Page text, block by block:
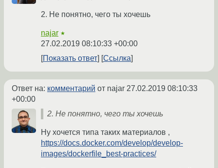
2. Не понятно, чего ты хочешь
najar ★
27.02.2019 08:10:33 +00:00
Показать ответ
Ссылка
Ответ на: комментарий от najar 27.02.2019 08:10:33
+00:00
2. Не понятно, чего ты хочешь
Ну хочется типа таких материалов ,
https://docs.docker.com/develop/develop-
images/dockerfile_best-practices/